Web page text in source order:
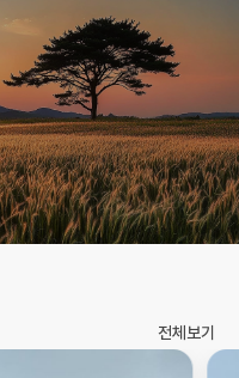
전체보기